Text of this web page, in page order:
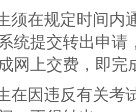
须在规定时间内
统提交转出申
网上交费，即
在因违反有关考